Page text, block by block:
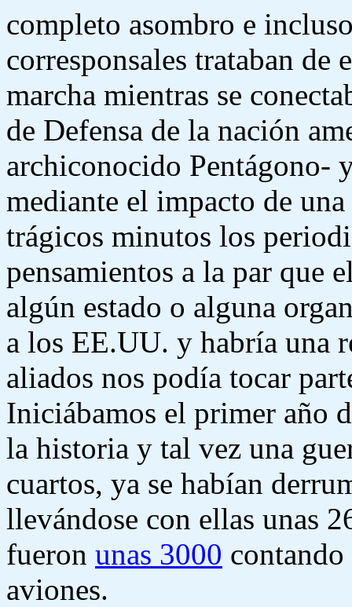
completo asombro e
corresponsales trataban de
marcha mientras se
de Defensa de la nación
archiconocido Pentágono-
mediante el impacto de
trágicos minutos los
pensamientos a la par que
algún estado o alguna
a los EE.UU. y habría una
aliados nos podía tocar
Iniciábamos el primer año
la historia y tal vez una
cuartos, ya se habían
llevándose con ellas unas
fueron unas 3000
aviones.